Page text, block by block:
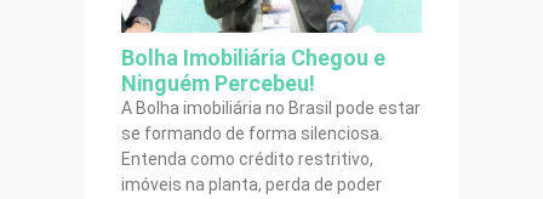
Bolha Imobiliária Chegou e
Ninguém Percebeu!
A Bolha imobiliária no Brasil pode estar
se formando de forma silenciosa.
Entenda como crédito restritivo,
imóveis na planta, perda de poder